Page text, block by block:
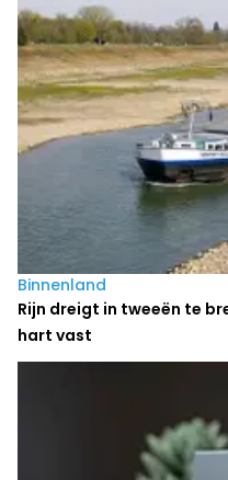
Binnenland
Rijn dreigt in tweeën te
hart vast